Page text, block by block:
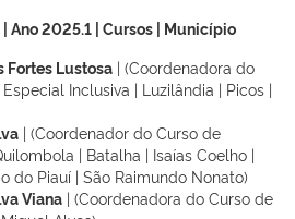
Ano 2025.1 | Cursos | Município
Fortes Lustosa | (Coordenadora do
Inclusiva | Luzilândia | Picos |
| (Coordenador do Curso de
| Batalha | Isaías Coelho |
do Piauí | São Raimundo Nonato)
Viana | (Coordenadora do Curso de